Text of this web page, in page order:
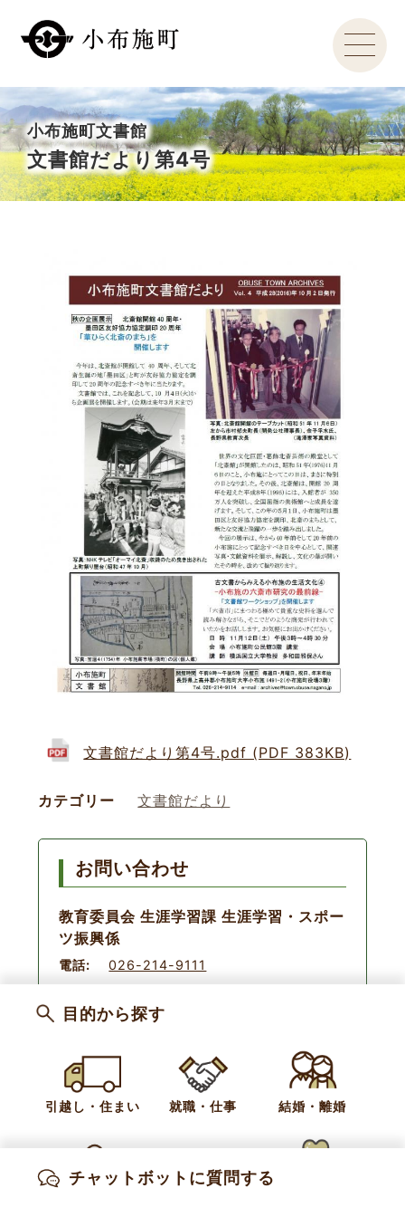
小布施町文書館
文書館だより第4号
文書館だより第4号.pdf (PDF 383KB)
カテゴリー 文書館だより
お問い合わせ
教育委員会 生涯学習課 生涯学習・スポー
ツ振興係
電話: 026-214-9111
ご利用案内
新着情報
お知らせ
文書館だより
目的から探す
引越し・住まい 就職・仕事 結婚・離婚
チャットボットに質問する